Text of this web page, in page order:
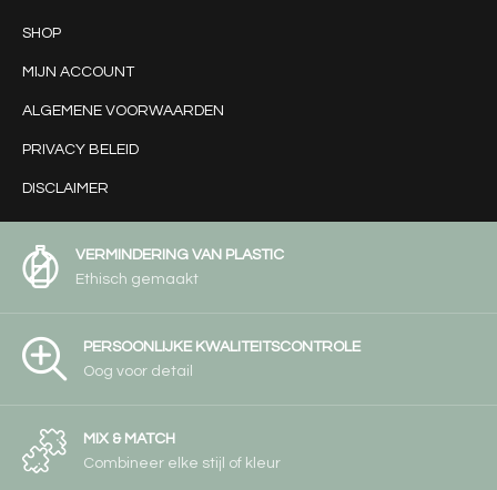
SHOP
MIJN ACCOUNT
ALGEMENE VOORWAARDEN
PRIVACY BELEID
DISCLAIMER
VERMINDERING VAN PLASTIC
Ethisch gemaakt
PERSOONLIJKE KWALITEITSCONTROLE
Oog voor detail
MIX & MATCH
Combineer elke stijl of kleur